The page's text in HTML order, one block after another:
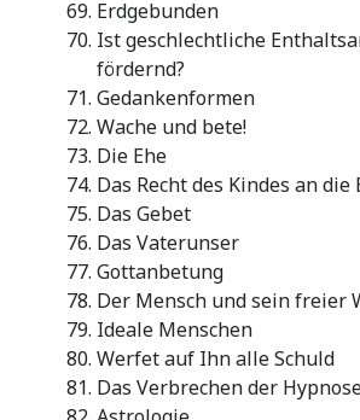
Erdgebunden
Ist geschlechtliche
fördernd?
Gedankenformen
Wache und bete!
Die Ehe
Das Recht des Kindes an die
Das Gebet
Das Vaterunser
Gottanbetung
Der Mensch und sein freier
Ideale Menschen
Werfet auf Ihn alle Schuld
Das Verbrechen der